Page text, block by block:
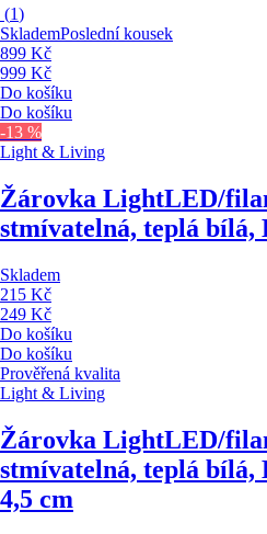
(1)
SklademPoslední kousek
899 Kč
999 Kč
Do košíku
Do košíku
-13 %
Light & Living
Žárovka LightLED/
stmívatelná, teplá bílá,
Skladem
215 Kč
249 Kč
Do košíku
Do košíku
Prověřená kvalita
Light & Living
Žárovka LightLED/
stmívatelná, teplá bílá,
4,5 cm